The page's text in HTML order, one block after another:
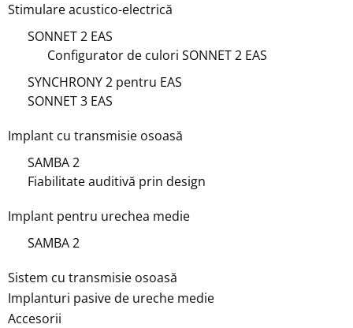
Stimulare acustico-electrică
SONNET 2 EAS
Configurator de culori SONNET 2 EAS
SYNCHRONY 2 pentru EAS
SONNET 3 EAS
Implant cu transmisie osoasă
SAMBA 2
Fiabilitate auditivă prin design
Implant pentru urechea medie
SAMBA 2
Sistem cu transmisie osoasă
Implanturi pasive de ureche medie
Accesorii